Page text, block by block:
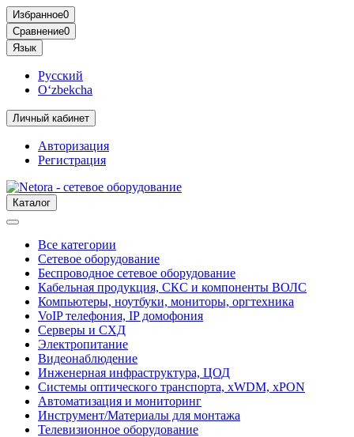
Избранное0
Сравнение0
Язык
Русский
O‘zbekcha
Личный кабинет
Авторизация
Регистрация
Каталог
Все категории
Сетевое оборудование
Беспроводное сетевое оборудование
Кабельная продукция, СКС и компоненты ВОЛС
Компьютеры, ноутбуки, мониторы, оргтехника
VoIP телефония, IP домофония
Серверы и СХД
Электропитание
Видеонаблюдение
Инженерная инфраструктура, ЦОД
Системы оптического транспорта, xWDM, xPON
Автоматизация и мониторинг
Инструмент/Материалы для монтажа
Телевизионное оборудование